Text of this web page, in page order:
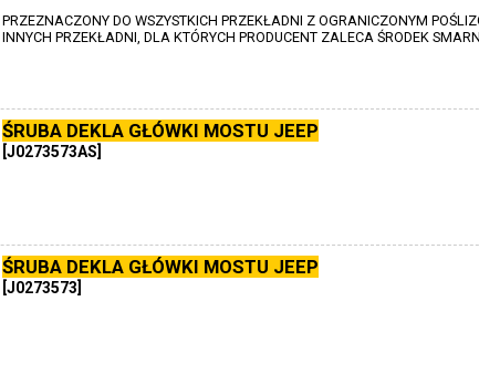
PRZEZNACZONY DO WSZYSTKICH PRZEKŁADNI Z OGRANICZONYM
INNYCH PRZEKŁADNI, DLA KTÓRYCH PRODUCENT ZALECA ŚRODEK
ŚRUBA DEKLA GŁÓWKI MOSTU JEEP
[J0273573AS]
ŚRUBA DEKLA GŁÓWKI MOSTU JEEP
[J0273573]